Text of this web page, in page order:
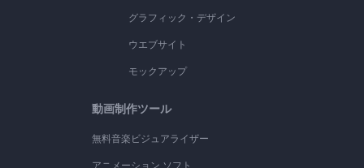
グラフィック・デザイン
ウエブサイト
モックアップ
動画制作ツール
無料音楽ビジュアライザー
アニメーション ソフト